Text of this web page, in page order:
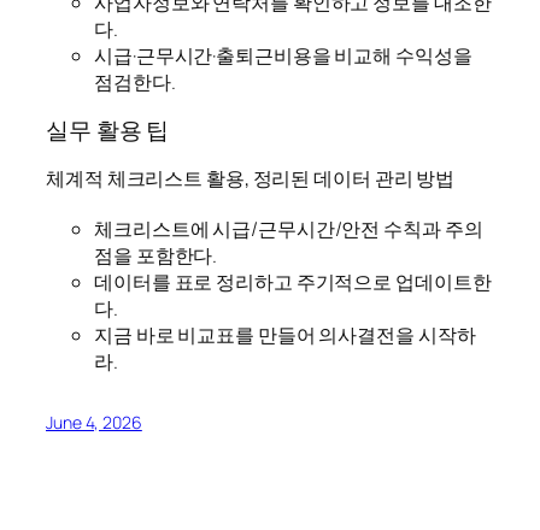
다.
시급·근무시간·출퇴근비용을 비교해 수익성을
점검한다.
실무 활용 팁
체계적 체크리스트 활용, 정리된 데이터 관리 방법
체크리스트에 시급/근무시간/안전 수칙과 주의
점을 포함한다.
데이터를 표로 정리하고 주기적으로 업데이트한
다.
지금 바로 비교표를 만들어 의사결전을 시작하
라.
June 4, 2026